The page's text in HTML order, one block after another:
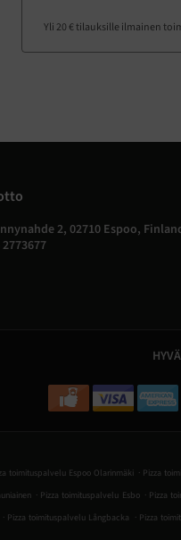
Yli 20 € tilauksille ilmainen
2, 02710 Espoo,
toimituspalvelu Espoo Olarinmäki . Pizza
. Pizza toimituspalvelu Esbo . Pizza
. Pizza toimituspalvelu Långbacka . Pizza